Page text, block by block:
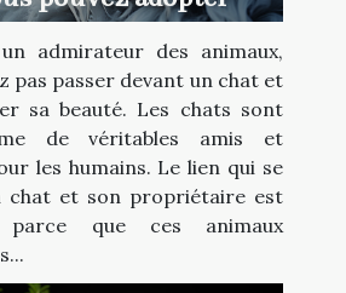
admirateur des animaux,
pas passer devant un chat et
sa beauté. Les chats sont
de véritables amis et
les humains. Le lien qui se
chat et son propriétaire est
que ces animaux